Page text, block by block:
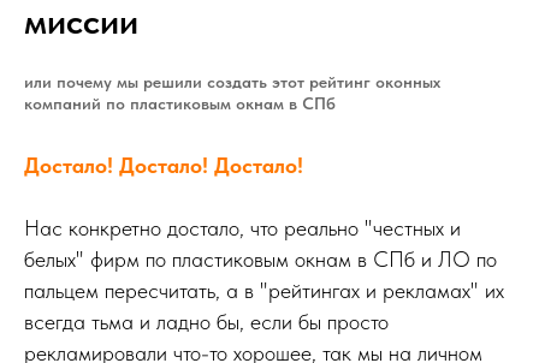
миссии
или почему мы решили создать этот рейтинг оконных
компаний по пластиковым окнам в СПб
Достало! Достало! Достало!
Нас конкретно достало, что реально "честных и
белых" фирм по пластиковым окнам в СПб и ЛО по
пальцем пересчитать, а в "рейтингах и рекламах" их
всегда тьма и ладно бы, если бы просто
рекламировали что-то хорошее, так мы на личном